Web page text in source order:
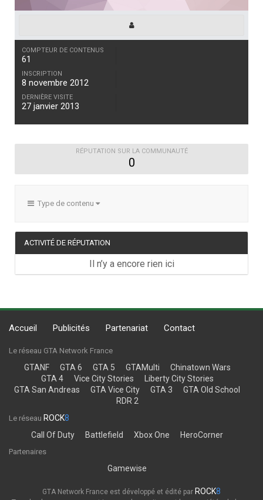
COMPTEUR DE CONTENUS
61
INSCRIPTION
8 novembre 2012
DERNIÈRE VISITE
27 janvier 2013
RÉPUTATION SUR LA COMMUNAUTÉ
0
Type de contenu
ACTIVITÉ DE RÉPUTATION
Il n’y a encore rien ici
Accueil Publicités Partenariat Contact
Le réseau GTA Network France
GTANF GTA 6 GTA 5 GTAMulti
Chinatown Wars
GTA 4
Vice City Stories
Liberty City Stories
GTA San Andreas
GTA Vice City GTA 3
GTA Old School
RDR 2
Le réseau ROCK8
Call Of Duty
Battlefield Xbox One HeroCorner
Partenaires
Gamewise
GTA Network France est développé et édité par ROCK8